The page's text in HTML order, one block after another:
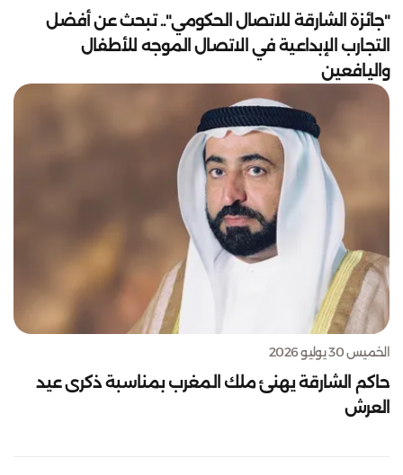
"جائزة الشارقة للاتصال الحكومي".. تبحث عن أفضل
التجارب الإبداعية في الاتصال الموجه للأطفال
واليافعين
الخميس 30 يوليو 2026
حاكم الشارقة يهنئ ملك المغرب بمناسبة ذكرى عيد
العرش